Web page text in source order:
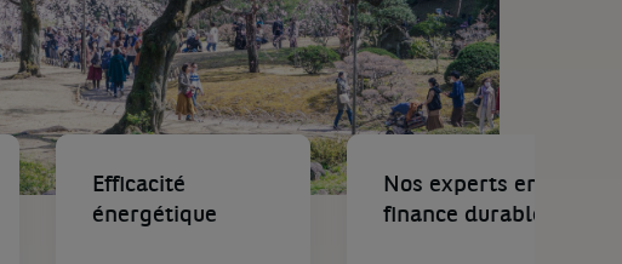
Efficacité
énergétique
Nos experts en
finance durable